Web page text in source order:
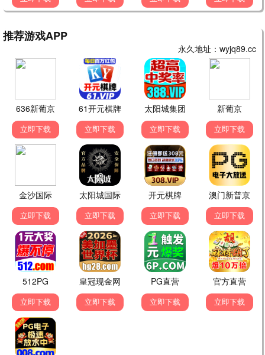
庆余年3
古装 / 权谋 / 爆款
封神第二部
神话 / 古装 / 战争
最新电影